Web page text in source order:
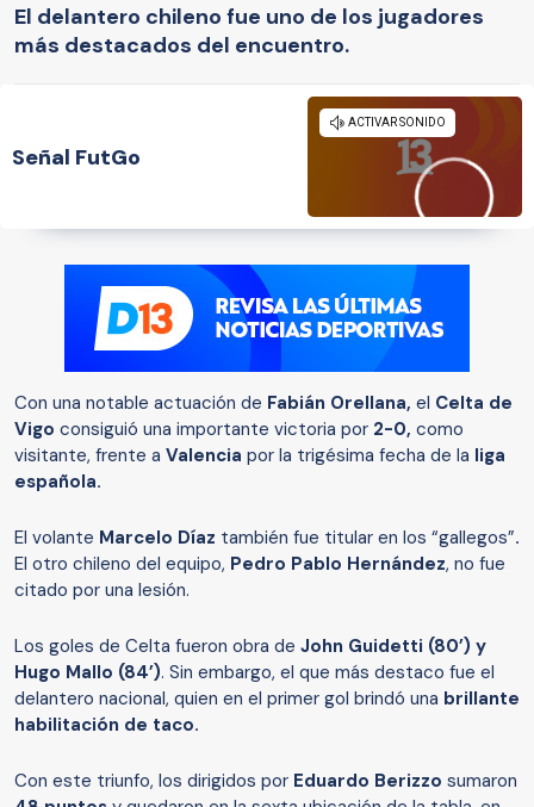
El delantero chileno fue uno de los jugadores
más destacados del encuentro.
Señal FutGo
Con una notable actuación de Fabián Orellana, el Celta de
Vigo consiguió una importante victoria por 2-0, como
visitante, frente a Valencia por la trigésima fecha de la liga
española.
El volante Marcelo Díaz también fue titular en los “gallegos”.
El otro chileno del equipo, Pedro Pablo Hernández, no fue
citado por una lesión.
Los goles de Celta fueron obra de John Guidetti (80’) y
Hugo Mallo (84’). Sin embargo, el que más destaco fue el
delantero nacional, quien en el primer gol brindó una brillante
habilitación de taco.
Con este triunfo, los dirigidos por Eduardo Berizzo sumaron